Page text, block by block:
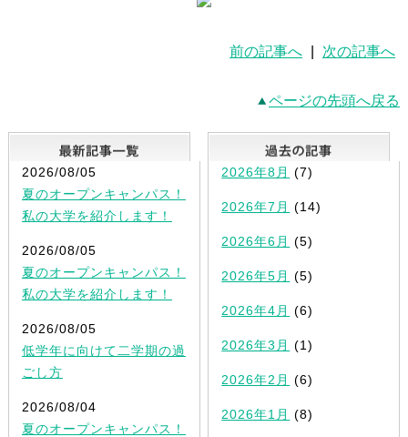
前の記事へ 次の記事へ
ページの先頭へ戻る
最新記事一覧
2026/08/05
夏のオープンキャンパス！
私の大学を紹介します！
2026/08/05
夏のオープンキャンパス！
私の大学を紹介します！
2026/08/05
低学年に向けて二学期の過
ごし方
2026/08/04
夏のオープンキャンパス！
2026年8月 (7)
2026年7月 (14)
2026年6月 (5)
2026年5月 (5)
2026年4月 (6)
2026年3月 (1)
2026年2月 (6)
2026年1月 (8)